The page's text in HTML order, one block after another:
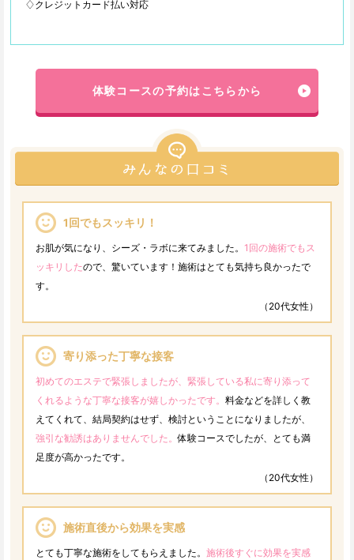
♢クレジットカード払い対応
体験コースの予約はこちらから
1回でもスッキリ！
お肌が気になり、シーズ・ラボに来てみました。 1回の施術でもス
ッキリしたので、驚いています！施術はとても気持ち良かったで
す。
（20代女性）
寄り添った丁寧な接客
初めてのエステで緊張しましたが、緊張している私に寄り添って
くれるような丁寧な接客が嬉しかったです。 料金などを詳しく教
えてくれて、結局契約はせず、検討ということになりましたが、
強引な勧誘はありませんでした。体験コースでしたが、とても満
足度が高かったです。
（20代女性）
施術直後から効果を実感
とても丁寧な施術をしてもらえました。 施術後すぐに効果を実感